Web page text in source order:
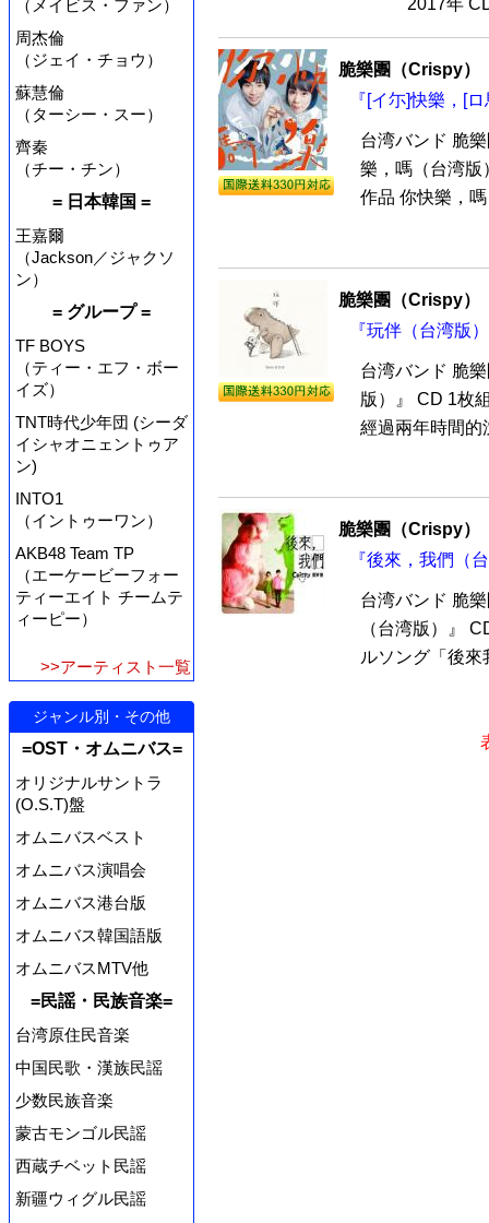
（メイビス・ファン）
周杰倫
（ジェイ・チョウ）
蘇慧倫
（ターシー・スー）
齊秦
（チー・チン）
= 日本韓国 =
王嘉爾
（Jackson／ジャクソ
ン）
= グループ =
TF BOYS
（ティー・エフ・ボー
イズ）
TNT時代少年団 (シーダ
イシャオニェントゥア
ン)
INTO1
（イントゥーワン）
AKB48 Team TP
（エーケービーフォー
ティーエイト チームテ
ィーピー）
>>アーティスト一覧
ジャンル別・その他
=OST・オムニバス=
オリジナルサントラ
(O.S.T)盤
オムニバスベスト
オムニバス演唱会
オムニバス港台版
オムニバス韓国語版
オムニバスMTV他
=民謡・民族音楽=
台湾原住民音楽
中国民歌・漢族民謡
少数民族音楽
蒙古モンゴル民謡
西蔵チベット民謡
新疆ウィグル民謡
2017年
脆樂團（Crispy）
『[イ尓]快樂，[
台湾バンド 脆
樂，嗎（台湾版
作品 你快樂，
脆樂團（Crispy）
『玩伴（台湾版
台湾バンド 脆
版）』 CD 1枚
經過兩年時間的
脆樂團（Crispy）
『後來，我們（
台湾バンド 脆
（台湾版）』
ルソング「後